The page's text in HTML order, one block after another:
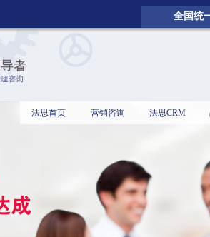
全国统
法思首页 营销咨询 法思CRM